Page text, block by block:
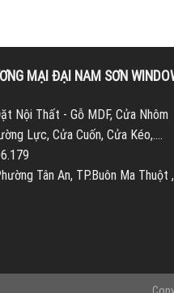
MẠI ĐẠI NAM SƠN
Nội Thất - Gỗ MDF, Cửa Nhôm
Lực, Cửa Cuốn, Cửa Kéo,….
Tân An, TP.Buôn Ma Thuột ,